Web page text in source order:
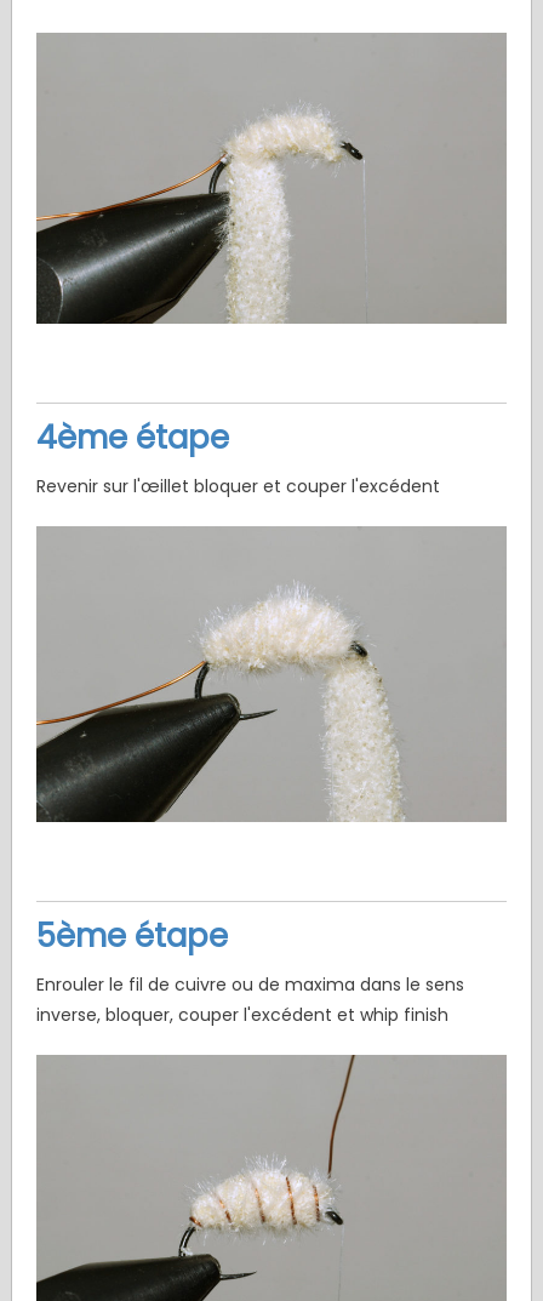
4ème étape
Revenir sur l'œillet bloquer et couper l'excédent
5ème étape
Enrouler le fil de cuivre ou de maxima dans le sens
inverse, bloquer, couper l'excédent et whip finish